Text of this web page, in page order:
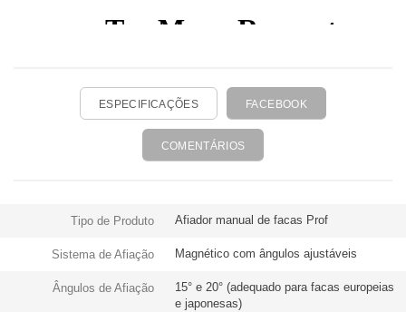
ESPECIFICAÇÕES FACEBOOK
COMENTÁRIOS
Tipo de Produto Afiador manual de facas Prof
Sistema de Afiação Magnético com ângulos ajustáveis
Ângulos de Afiação
15° e 20° (adequado para facas europeias
e japonesas)